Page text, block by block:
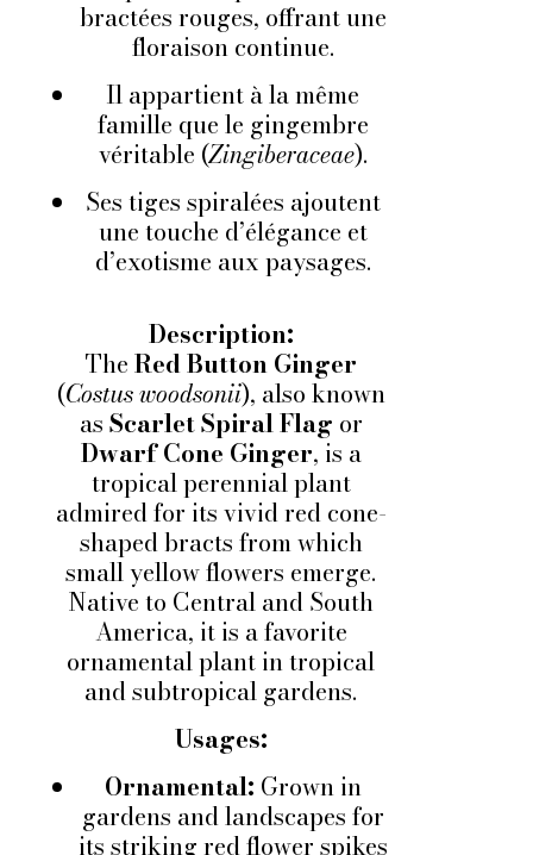
bractées rouges, offrant une
floraison continue.
Il appartient à la même
famille que le gingembre
véritable (Zingiberaceae).
Ses tiges spiralées ajoutent
une touche d’élégance et
d’exotisme aux paysages.
Description:
TheRed Button Ginger
(Costus woodsonii), also known
asScarlet Spiral Flag or
Dwarf Cone Ginger, is a
tropical perennial plant
admired for its vivid red cone-
shaped bracts from which
small yellow flowers emerge.
Native to Central and South
America, it is a favorite
ornamental plant in tropical
and subtropical gardens.
Usages:
Ornamental: Grown in
gardens and landscapes for
its striking red flower spikes